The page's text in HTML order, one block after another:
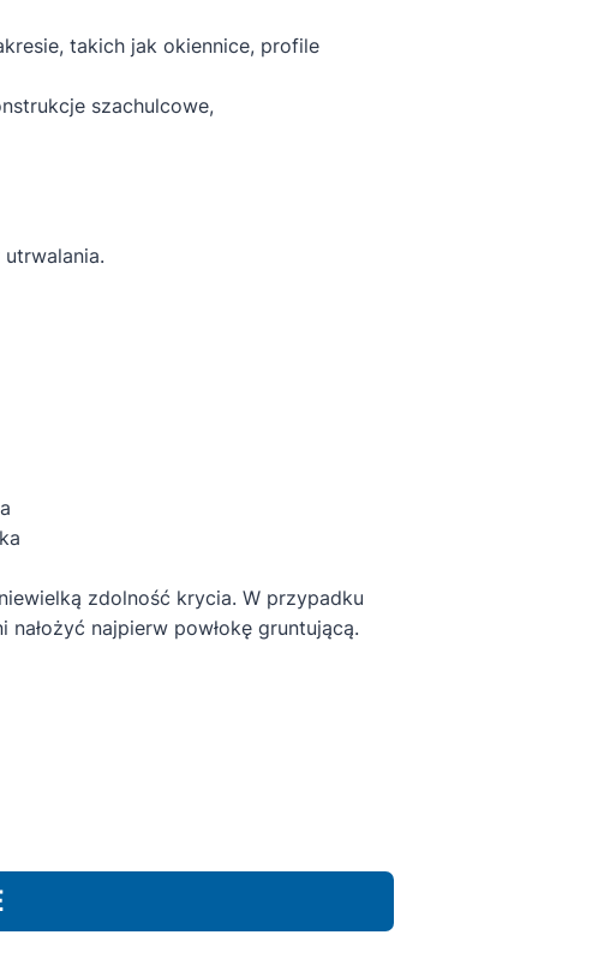
takich jak okiennice, profile
szachulcowe,
zdolność krycia. W przypadku
najpierw powłokę gruntującą.